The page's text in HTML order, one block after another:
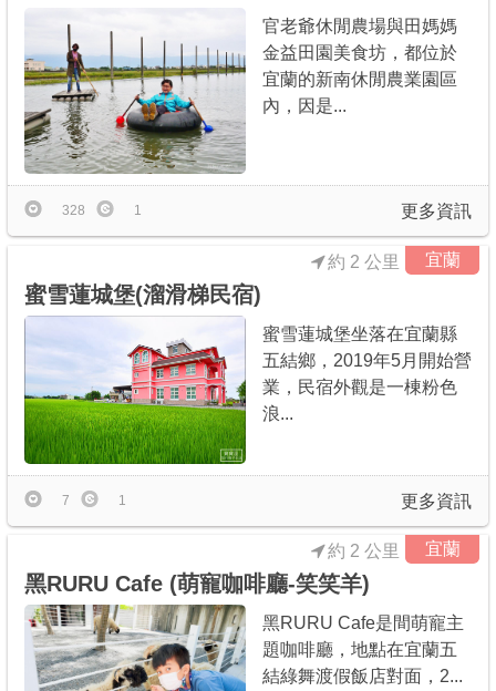
官老爺休閒農場與田媽媽
金益田園美食坊，都位於
宜蘭的新南休閒農業園區
內，因是...
更多資訊
328 1
宜蘭
蜜雪蓮城堡(溜滑梯民宿)
約 2 公里
蜜雪蓮城堡坐落在宜蘭縣
五結鄉，2019年5月開始營
業，民宿外觀是一棟粉色
浪...
更多資訊
7 1
宜蘭
黑RURU Cafe (萌寵咖啡廳-笑笑羊)
約 2 公里
黑RURU Cafe是間萌寵主
題咖啡廳，地點在宜蘭五
結綠舞渡假飯店對面，2...